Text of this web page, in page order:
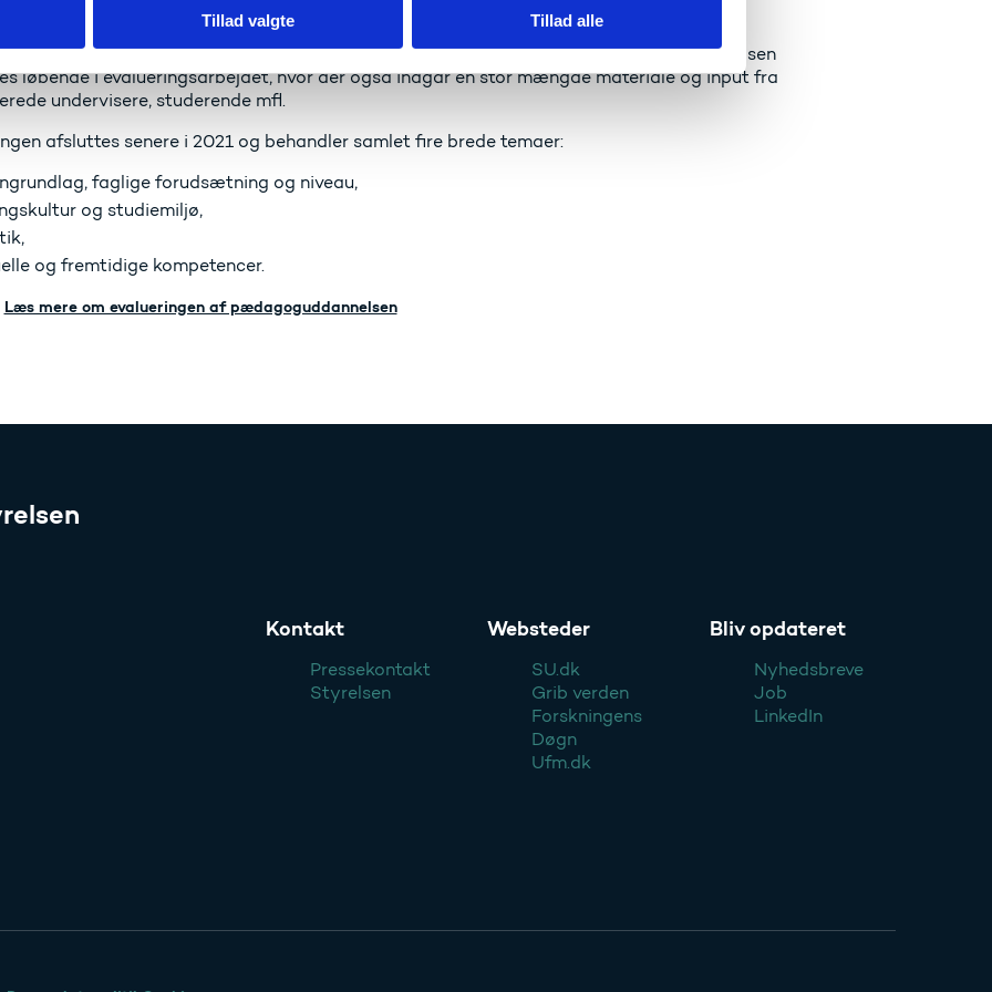
Tillad valgte Tillad alle
fra 2013.
organisationer, interessenter mfl. med tilknytning til pædagoguddannelsen
løbende i evalueringsarbejdet, hvor der også indgår en stor mængde materiale og input fra
undervisere, studerende mfl.
afsluttes senere i 2021 og behandler samlet fire brede temaer:
faglige forudsætning og niveau,
og studiemiljø,
og fremtidige kompetencer.
Læs mere om evalueringen af pædagoguddannelsen
Kontakt
Pressekontakt
Styrelsen
Websteder
SU.dk
Grib verden
Forskningens
Døgn
Ufm.dk
Bliv opdateret
Nyhedsbreve
Job
LinkedIn